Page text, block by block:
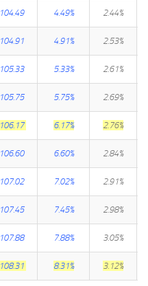
104.49 4.49% 2.44%
104.91 4.91% 2.53%
105.33 5.33% 2.61%
105.75 5.75% 2.69%
106.17 6.17% 2.76%
106.60 6.60% 2.84%
107.02 7.02% 2.91%
107.45 7.45% 2.98%
107.88 7.88% 3.05%
108.31 8.31% 3.12%